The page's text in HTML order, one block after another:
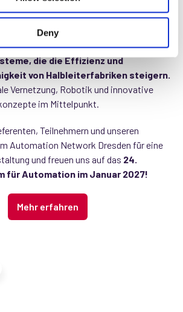
Deny
Fabmatics, alsSpezialist für
innerhalb der SCIO
entwickelt und realisiert
die die Effizienz und
von Halbleiterfabriken steigern.
Vernetzung, Robotik und innovative
im Mittelpunkt.
Teilnehmern und unseren
Automation Network Dresden für eine
und freuen uns auf das 24.
für Automation im Januar 2027!
Mehr erfahren